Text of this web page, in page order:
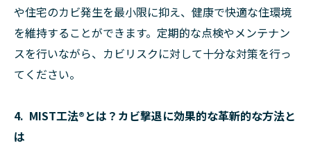
や住宅のカビ発生を最小限に抑え、健康で快適な住環境
を維持することができます。定期的な点検やメンテナン
スを行いながら、カビリスクに対して十分な対策を行っ
てください。
4. MIST工法®︎とは？カビ撃退に効果的な革新的な方法と
は